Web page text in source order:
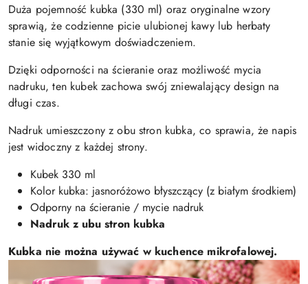
Duża pojemność kubka (330 ml) oraz oryginalne wzory
sprawią, że codzienne picie ulubionej kawy lub herbaty
stanie się wyjątkowym doświadczeniem.
Dzięki odporności na ścieranie oraz możliwość mycia
nadruku, ten kubek zachowa swój zniewalający design na
długi czas.
Nadruk umieszczony z obu stron kubka, co sprawia, że napis
jest widoczny z każdej strony.
Kubek 330 ml
Kolor kubka: jasnoróżowo błyszczący (z białym środkiem)
Odporny na ścieranie / mycie nadruk
Nadruk z ubu stron kubka
Kubka nie można używać w kuchence mikrofalowej.